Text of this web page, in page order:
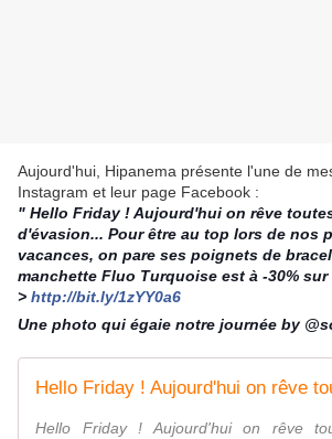
Aujourd'hui, Hipanema présente l'une de
Instagram et leur page Facebook :
" Hello Friday ! Aujourd'hui on rêve
d'évasion... Pour être au top lors de nos
vacances, on pare ses poignets de
manchette Fluo Turquoise est à -30%
> http://bit.ly/1zYY0a6
Une photo qui égaie notre journée by
Hello Friday ! Aujourd'hui on rêve
Hello Friday ! Aujourd'hui on rêve